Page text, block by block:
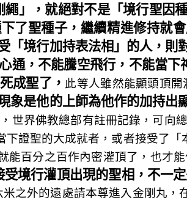
繩」，就絕對不是「境行聖因
了聖種子，繼續精進修持就
「境行加持表法相」的人，
通，不能騰空飛行，不能當
成聖了， 此等人雖然能顯頭頂
象是他的上師為他作的加持
世界佛教總部有註冊記錄，可向
下證聖的大成就者，或者接受了
能百分之百作內密灌頂了，也才
受境行灌頂出現的聖相，不一
之外的遠處請本尊進入金剛丸